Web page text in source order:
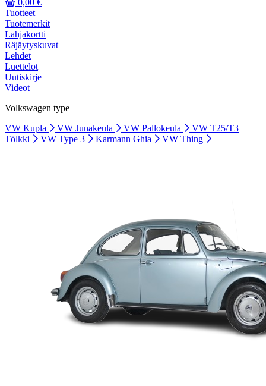
0,00 €
Tuotteet
Tuotemerkit
Lahjakortti
Räjäytyskuvat
Lehdet
Luettelot
Uutiskirje
Videot
Volkswagen type
VW Kupla
VW Junakeula VW Pallokeula
VW T25/T3
Tölkki
VW Type 3 Karmann Ghia VW Thing